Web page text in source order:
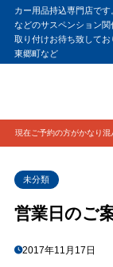
カー用品持込専門店で
などのサスペンション
取り付けお待ち致して
東郷町など
現在ご予約の方がかなり混
未分類
営業日のご
2017年11月17日